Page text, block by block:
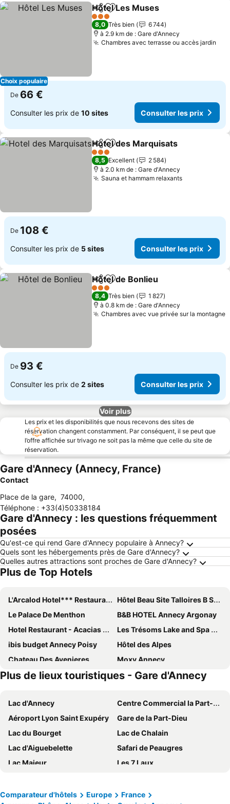
Choix populaire
PartagerAjouter à mes favoris
Hôtel Les Muses
3 Étoiles
8,0 Très bien
6 744
à 2.9 km de : Gare d'Annecy
Chambres avec terrasse ou accès jardin
De 66 €
Consulter les prix de 10 sites Consulter les prix
PartagerAjouter à mes favoris
Hotel des Marquisats
3 Étoiles
8,5 Excellent
2 584
à 2.0 km de : Gare d'Annecy
Sauna et hammam relaxants
De 108 €
Consulter les prix de 5 sites Consulter les prix
PartagerAjouter à mes favoris
Hôtel de Bonlieu
3 Étoiles
8,4 Très bien
1 827
à 0.8 km de : Gare d'Annecy
Chambres avec vue privée sur la montagne
De 93 €
Consulter les prix de 2 sites Consulter les prix
Voir plus
Les prix et les disponibilités que nous recevons des sites de
réservation changent constamment. Par conséquent, il se peut que
l’offre affichée sur trivago ne soit pas la même que celle du site de
réservation.
Gare d'Annecy (Annecy, France)
Contact
Place de la gare, 74000,
Téléphone : +33(4)50338184
Gare d'Annecy : les questions fréquemment
posées
Qu'est-ce qui rend Gare d'Annecy populaire à Annecy?
Quels sont les hébergements près de Gare d'Annecy?
Quelles autres attractions sont proches de Gare d'Annecy?
Plus de Top Hotels
L'Arcalod Hotel*** Restaurant Spa
Hôtel Beau Site Talloires B SPA
Le Palace De Menthon
B&B HOTEL Annecy Argonay
Hotel Restaurant - Acacias Bellevue
Les Trésoms Lake and Spa Resort
ibis budget Annecy Poisy
Hôtel des Alpes
Chateau Des Avenieres
Moxy Annecy
Rivage Hôtel & Spa Annecy
Atipik Hôtel
Hôtel du Palais de l'Isle
Hotel du Lac
The Originals City, Hôtel du Mont Sion
Best Western Plus Hotel Carlton
Abbaye de Talloires
Campanile Annecy Centre - Gare
Best Western Hotel Kobalt
Sure Hotel by Best Western Annecy
Impérial Palace
Hôtel Beauregard, The Originals Relais
Le Pelican
Domaine De La Caille
Plus de lieux touristiques - Gare d'Annecy
Lac d'Annecy
Centre Commercial la Part-Dieu
Aéroport Lyon Saint Exupéry
Gare de la Part-Dieu
Lac du Bourget
Lac de Chalain
Lac d'Aiguebelette
Safari de Peaugres
Lac Majeur
Les 7 Laux
Walibi Rhône-Alpes
Aéoport International de Genève
Comparateur d'hôtels Europe
France